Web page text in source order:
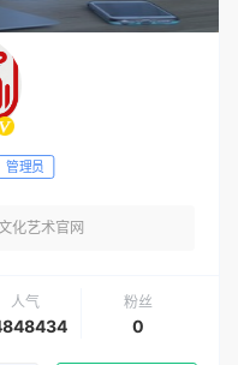
管理员
化艺术官网
人气 粉丝
0